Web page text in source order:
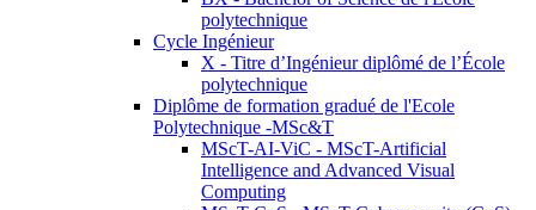
polytechnique
Cycle Ingénieur
X - Titre d’Ingénieur diplômé de l’École
polytechnique
Diplôme de formation gradué de l'Ecole
Polytechnique -MSc&T
MScT-AI-ViC - MScT-Artificial
Intelligence and Advanced Visual
Computing